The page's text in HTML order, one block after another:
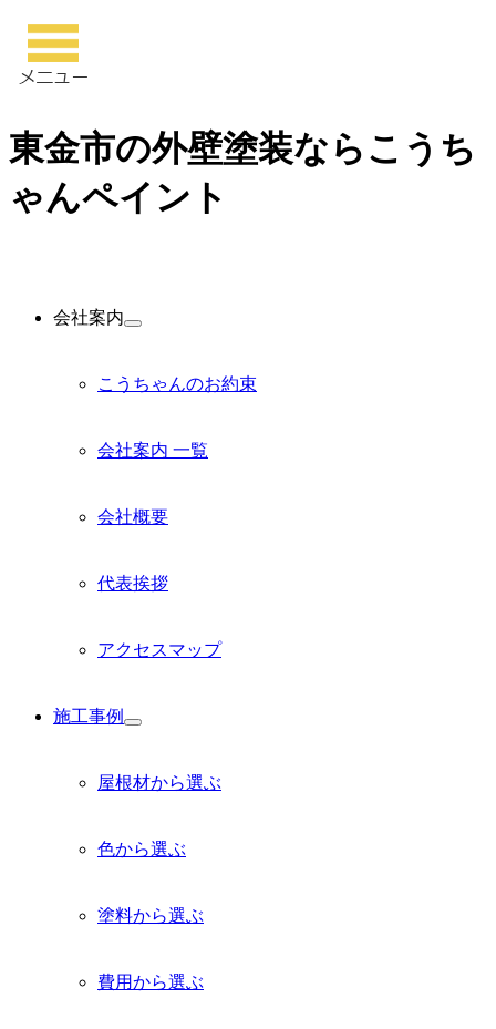
東金市の外壁塗装ならこうち
ゃんペイント
会社案内
サ
ニ
を
こうちゃんのお約束
会社案内 一覧
会社概要
代表挨拶
アクセスマップ
施工事例
サ
ニ
を
屋根材から選ぶ
色から選ぶ
塗料から選ぶ
費用から選ぶ